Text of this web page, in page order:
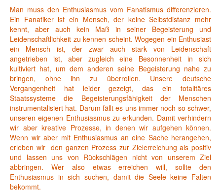
Man muss den Enthusiasmus vom Fanatismus differenzieren.
Ein Fanatiker ist ein Mensch, der keine Selbstdistanz mehr
kennt, aber auch kein Maß in seiner Begeisterung und
Leidenschaftlichkeit zu kennen scheint. Wogegen ein Enthusiast
ein Mensch ist, der zwar auch stark von Leidenschaft
angetrieben ist, aber zugleich eine Besonnenheit in sich
kultiviert hat, um dem anderen seine Begeisterung nahe zu
bringen, ohne ihn zu überrollen. Unsere deutsche
Vergangenheit hat leider gezeigt, das ein totalitäres
Staatssysteme die Begeisterungsfähigkeit der Menschen
instrumentalisiert hat. Darum fällt es uns immer noch so schwer,
unseren eigenen Enthusiasmus zu erkunden. Damit verhindern
wir aber kreative Prozesse, in denen wir aufgehen können.
Wenn wir aber mit Enthusiasmus an eine Sache herangehen,
erleben wir den ganzen Prozess zur Zielerreichung als positiv
und lassen uns von Rückschlägen nicht von unserem Ziel
abbringen. Wer also etwas erreichen will, sollte den
Enthusiasmus in sich suchen, damit die Seele keine Falten
bekommt.